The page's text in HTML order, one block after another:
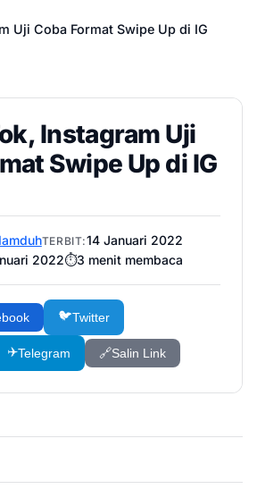
Uji Coba Format Swipe Up di IG
Instagram Uji
Swipe Up di IG
TERBIT:14 Januari 2022
2022⏱️3 menit membaca
🐦Twitter
✈️Telegram 🔗Salin Link